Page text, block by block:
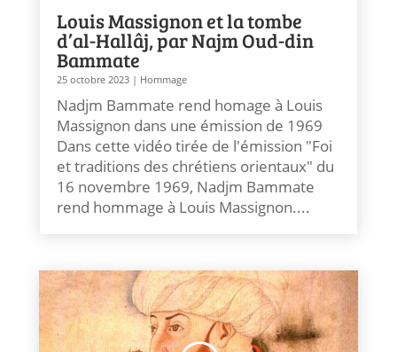
Louis Massignon et la tombe
d’al-Hallâj, par Najm Oud-din
Bammate
25 octobre 2023| Hommage
Nadjm Bammate rend homage à Louis
Massignon dans une émission de 1969
Dans cette vidéo tirée de l'émission "Foi
et traditions des chrétiens orientaux" du
16 novembre 1969, Nadjm Bammate
rend hommage à Louis Massignon....